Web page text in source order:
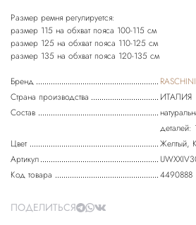
Размер ремня регулируется:
размер 115 на обхват пояса 100-115 см
размер 125 на обхват пояса 110-125 см
Бренд
RASCHINI
Страна производства
ИТАЛИЯ
Состав
деталей:
Цвет
Желтый,
Артикул
Код товара
4490888
ПОДЕЛИТЬСЯ